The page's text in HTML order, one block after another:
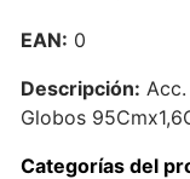
EAN: 0
Descripción:
Globos
Categorías del